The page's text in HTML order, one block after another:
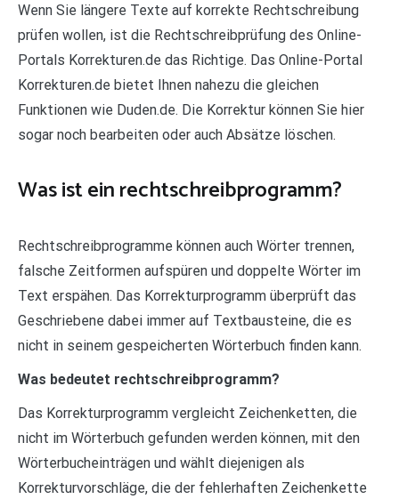
Wenn Sie längere Texte auf korrekte Rechtschreibung
prüfen wollen, ist die Rechtschreibprüfung des Online-
Portals Korrekturen.de das Richtige. Das Online-Portal
Korrekturen.de bietet Ihnen nahezu die gleichen
Funktionen wie Duden.de. Die Korrektur können Sie hier
sogar noch bearbeiten oder auch Absätze löschen.
Was ist ein rechtschreibprogramm?
Rechtschreibprogramme können auch Wörter trennen,
falsche Zeitformen aufspüren und doppelte Wörter im
Text erspähen. Das Korrekturprogramm überprüft das
Geschriebene dabei immer auf Textbausteine, die es
nicht in seinem gespeicherten Wörterbuch finden kann.
Was bedeutet rechtschreibprogramm?
Das Korrekturprogramm vergleicht Zeichenketten, die
nicht im Wörterbuch gefunden werden können, mit den
Wörterbucheinträgen und wählt diejenigen als
Korrekturvorschläge, die der fehlerhaften Zeichenkette